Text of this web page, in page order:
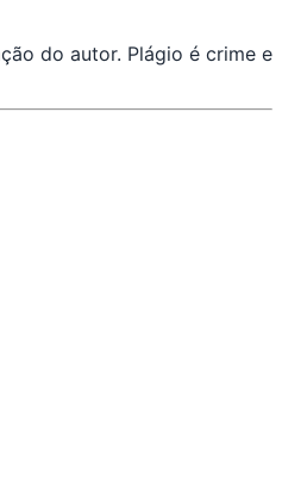
do autor. Plágio é crime e